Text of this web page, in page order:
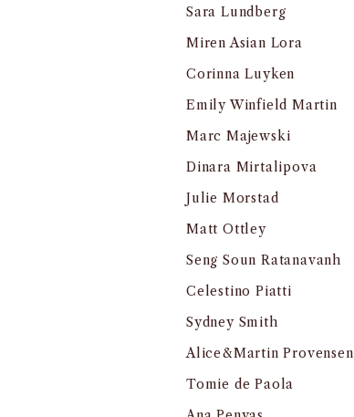
Sara Lundberg
Miren Asian Lora
Corinna Luyken
Emily Winfield Martin
Marc Majewski
Dinara Mirtalipova
Julie Morstad
Matt Ottley
Seng Soun Ratanavanh
Celestino Piatti
Sydney Smith
Alice&Martin Provensen
Tomie de Paola